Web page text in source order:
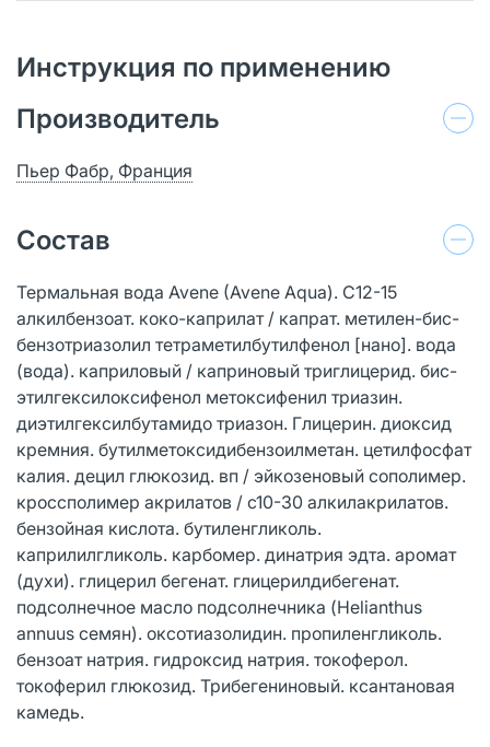
Инструкция по применению
Производитель
Пьер Фабр, Франция
Состав
Термальная вода Avene (Avene Aqua). С12-15
алкилбензоат. коко-каприлат / капрат. метилен-бис-
бензотриазолил тетраметилбутилфенол [нано]. вода
(вода). каприловый / каприновый триглицерид. бис-
этилгексилоксифенол метоксифенил триазин.
диэтилгексилбутамидо триазон. Глицерин. диоксид
кремния. бутилметоксидибензоилметан. цетилфосфат
калия. децил глюкозид. вп / эйкозеновый сополимер.
кроссполимер акрилатов / с10-30 алкилакрилатов.
бензойная кислота. бутиленгликоль.
каприлилгликоль. карбомер. динатрия эдта. аромат
(духи). глицерил бегенат. глицерилдибегенат.
подсолнечное масло подсолнечника (Helianthus
annuus семян). оксотиазолидин. пропиленгликоль.
бензоат натрия. гидроксид натрия. токоферол.
токоферил глюкозид. Трибегениновый. ксантановая
камедь.